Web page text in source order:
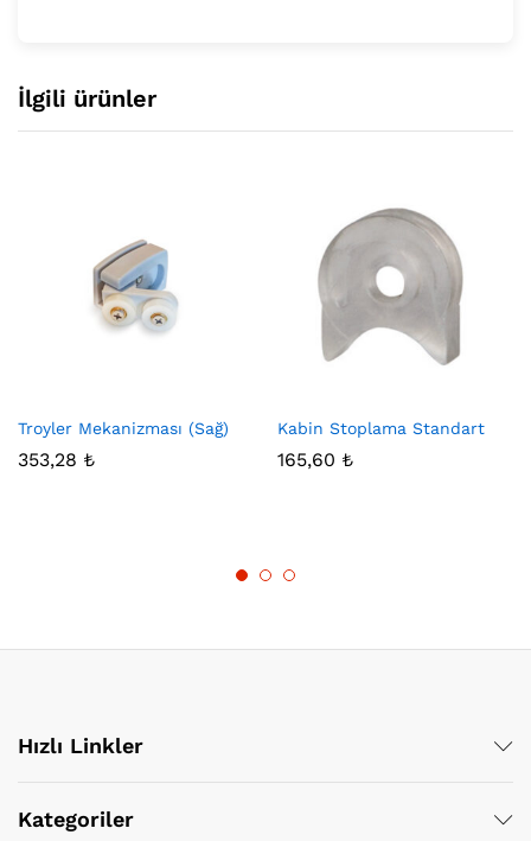
İlgili ürünler
Troyler Mekanizması (Sağ)
353,28 ₺
Kabin Stoplama Standart
165,60 ₺
Hızlı Linkler
Kategoriler